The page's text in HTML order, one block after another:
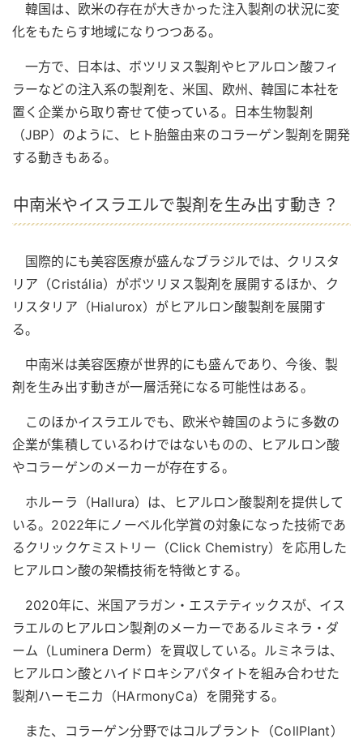
韓国は、欧米の存在が大きかった注入製剤の状況に変
化をもたらす地域になりつつある。
一方で、日本は、ボツリヌス製剤やヒアルロン酸フィ
ラーなどの注入系の製剤を、米国、欧州、韓国に本社を
置く企業から取り寄せて使っている。日本生物製剤
（JBP）のように、ヒト胎盤由来のコラーゲン製剤を開発
する動きもある。
中南米やイスラエルで製剤を生み出す動き？
国際的にも美容医療が盛んなブラジルでは、クリスタ
リア（Cristália）がボツリヌス製剤を展開するほか、ク
リスタリア（Hialurox）がヒアルロン酸製剤を展開す
る。
中南米は美容医療が世界的にも盛んであり、今後、製
剤を生み出す動きが一層活発になる可能性はある。
このほかイスラエルでも、欧米や韓国のように多数の
企業が集積しているわけではないものの、ヒアルロン酸
やコラーゲンのメーカーが存在する。
ホルーラ（Hallura）は、ヒアルロン酸製剤を提供して
いる。2022年にノーベル化学賞の対象になった技術であ
るクリックケミストリー（Click Chemistry）を応用した
ヒアルロン酸の架橋技術を特徴とする。
2020年に、米国アラガン・エステティックスが、イス
ラエルのヒアルロン製剤のメーカーであるルミネラ・ダ
ーム（Luminera Derm）を買収している。ルミネラは、
ヒアルロン酸とハイドロキシアパタイトを組み合わせた
製剤ハーモニカ（HArmonyCa）を開発する。
また、コラーゲン分野ではコルプラント（CollPlant）